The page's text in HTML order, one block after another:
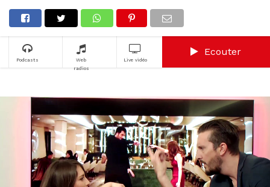
Podcasts
Web
radios
Live vidéo
Ecouter